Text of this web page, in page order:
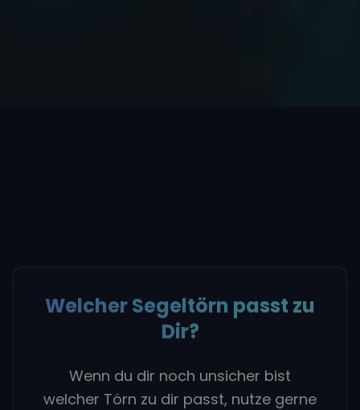
Welcher Segeltörn passt zu
Dir?
Wenn du dir noch unsicher bist
welcher Törn zu dir passt, nutze gerne